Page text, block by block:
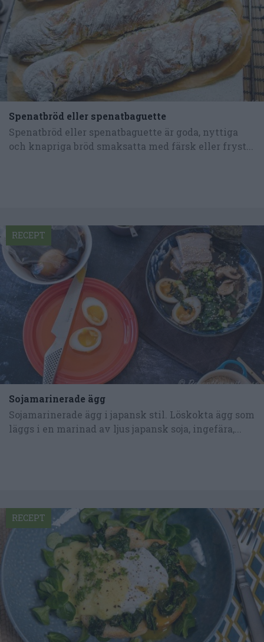
Spenatbröd eller spenatbaguette
Spenatbröd eller spenatbaguette är goda, nyttiga
och knapriga bröd smaksatta med färsk eller fryst...
Sojamarinerade ägg
Sojamarinerade ägg i japansk stil. Löskokta ägg som
läggs i en marinad av ljus japansk soja, ingefära,...
RECEPT
RECEPT